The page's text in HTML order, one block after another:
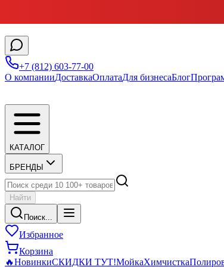
+7 (812) 603-77-00
О компанииДоставкаОплатаДля бизнесаБлог
КАТАЛОГ
БРЕНДЫ
Найти
Поиск...
Избранное
Корзина
🔥НовинкиСКИДКИ ТУТ!МойкаХимчистка